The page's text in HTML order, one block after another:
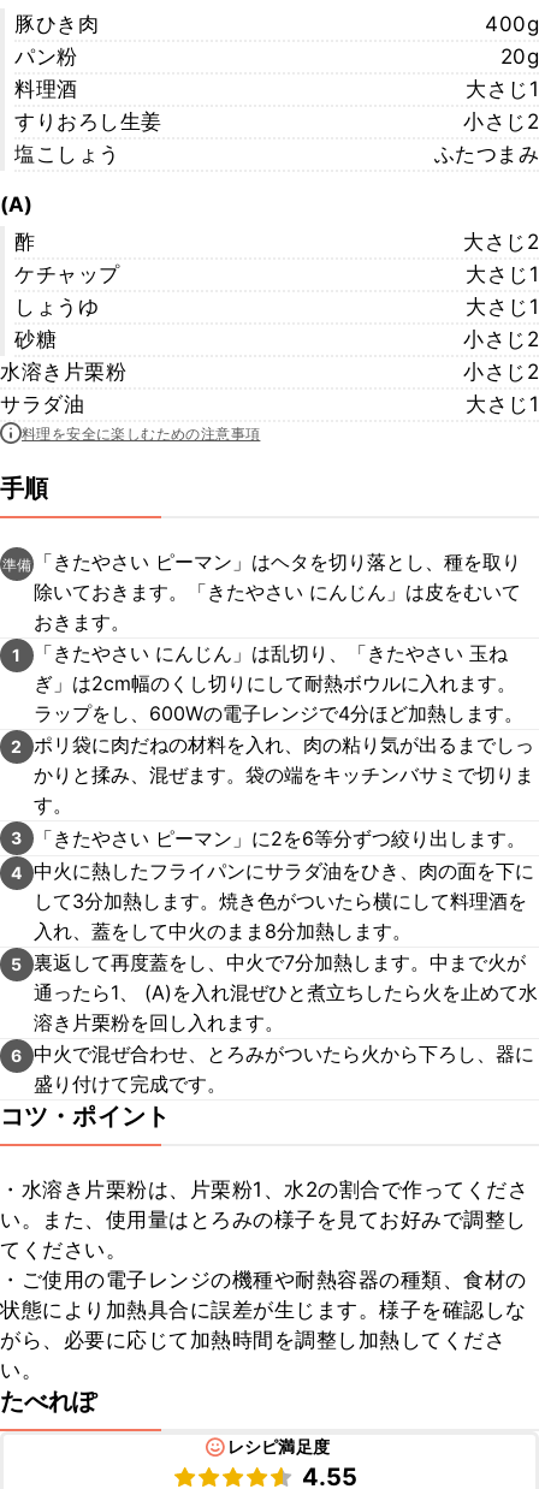
豚ひき肉
400g
パン粉
20g
料理酒
大さじ1
すりおろし生姜
小さじ2
塩こしょう
ふたつまみ
(A)
酢
大さじ2
ケチャップ
大さじ1
しょうゆ
大さじ1
砂糖
小さじ2
水溶き片栗粉
小さじ2
サラダ油
大さじ1
料理を安全に楽しむための注意事項
手順
準備
「きたやさい ピーマン」はヘタを切り落とし、種を取り
除いておきます。「きたやさい にんじん」は皮をむいて
おきます。
1
「きたやさい にんじん」は乱切り、「きたやさい 玉ね
ぎ」は2cm幅のくし切りにして耐熱ボウルに入れます。
ラップをし、600Wの電子レンジで4分ほど加熱します。
2
ポリ袋に肉だねの材料を入れ、肉の粘り気が出るまでしっ
かりと揉み、混ぜます。袋の端をキッチンバサミで切りま
す。
3 「きたやさい ピーマン」に2を6等分ずつ絞り出します。
4 中火に熱したフライパンにサラダ油をひき、肉の面を下に
して3分加熱します。焼き色がついたら横にして料理酒を
入れ、蓋をして中火のまま8分加熱します。
5 裏返して再度蓋をし、中火で7分加熱します。中まで火が
通ったら1、 (A)を入れ混ぜひと煮立ちしたら火を止めて水
溶き片栗粉を回し入れます。
6 中火で混ぜ合わせ、とろみがついたら火から下ろし、器に
盛り付けて完成です。
コツ・ポイント
・水溶き片栗粉は、片栗粉1、水2の割合で作ってくださ
い。また、使用量はとろみの様子を見てお好みで調整し
てください。
・ご使用の電子レンジの機種や耐熱容器の種類、食材の
状態により加熱具合に誤差が生じます。様子を確認しな
がら、必要に応じて加熱時間を調整し加熱してくださ
い。
たべれぽ
レシピ満足度
4.55